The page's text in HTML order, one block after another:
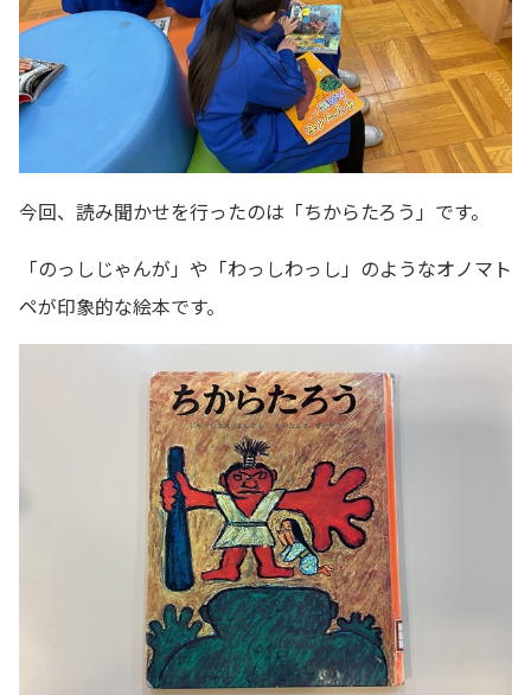
今回、読み聞かせを行ったのは「ちからたろう」です。
「のっしじゃんが」や「わっしわっし」のようなオノマト
ペが印象的な絵本です。